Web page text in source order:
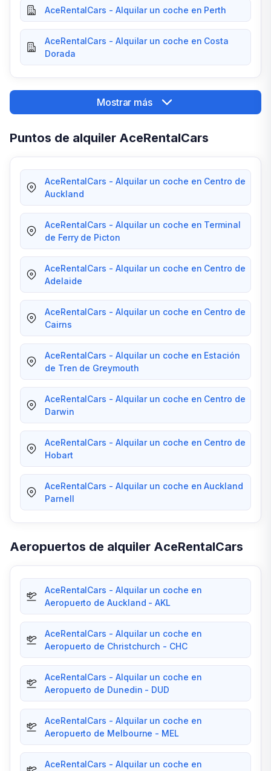
AceRentalCars - Alquilar un coche en Perth
AceRentalCars - Alquilar un coche en Costa
Dorada
Mostrar más
Puntos de alquiler AceRentalCars
AceRentalCars - Alquilar un coche en Centro de
Auckland
AceRentalCars - Alquilar un coche en Terminal
de Ferry de Picton
AceRentalCars - Alquilar un coche en Centro de
Adelaide
AceRentalCars - Alquilar un coche en Centro de
Cairns
AceRentalCars - Alquilar un coche en Estación
de Tren de Greymouth
AceRentalCars - Alquilar un coche en Centro de
Darwin
AceRentalCars - Alquilar un coche en Centro de
Hobart
AceRentalCars - Alquilar un coche en Auckland
Parnell
Aeropuertos de alquiler AceRentalCars
AceRentalCars - Alquilar un coche en
Aeropuerto de Auckland - AKL
AceRentalCars - Alquilar un coche en
Aeropuerto de Christchurch - CHC
AceRentalCars - Alquilar un coche en
Aeropuerto de Dunedin - DUD
AceRentalCars - Alquilar un coche en
Aeropuerto de Melbourne - MEL
AceRentalCars - Alquilar un coche en